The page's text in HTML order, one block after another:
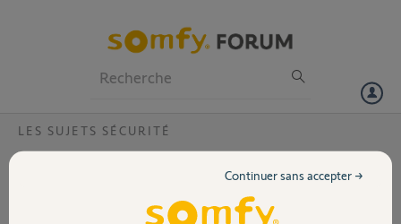
Volet
LES SUJETS SÉCURITÉ
Caméra outdoor s'allume bleu fixe puis
Continuer sans accepter →